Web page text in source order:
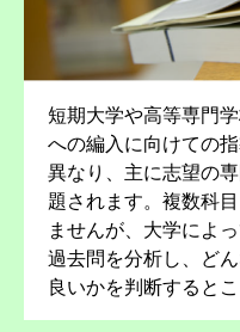
短期大学や高等専門
への編入に向けての
異なり、主に志望の
題されます。複数科
ませんが、大学によ
過去問を分析し、ど
良いかを判断すると